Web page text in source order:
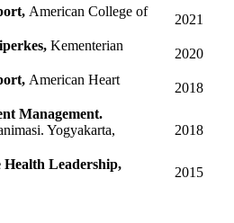
American College of
2021
Kementerian
2020
American Heart
2018
Management.
Yogyakarta,
2018
Leadership,
2015